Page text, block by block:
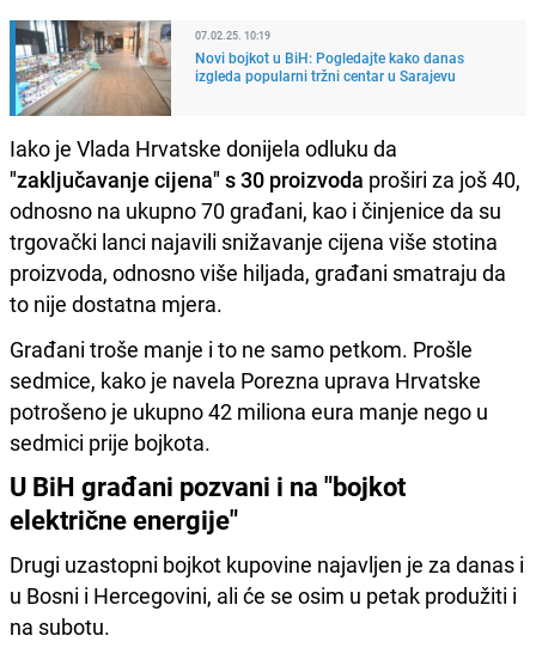
07.02.25. 10:19
Novi bojkot u BiH: Pogledajte kako danas
izgleda popularni tržni centar u Sarajevu
Iako je Vlada Hrvatske donijela odluku da
"zaključavanje cijena" s 30 proizvoda proširi za još 40,
odnosno na ukupno 70 građani, kao i činjenice da su
trgovački lanci najavili snižavanje cijena više stotina
proizvoda, odnosno više hiljada, građani smatraju da
to nije dostatna mjera.
Građani troše manje i to ne samo petkom. Prošle
sedmice, kako je navela Porezna uprava Hrvatske
potrošeno je ukupno 42 miliona eura manje nego u
sedmici prije bojkota.
U BiH građani pozvani i na "bojkot
električne energije"
Drugi uzastopni bojkot kupovine najavljen je za danas i
u Bosni i Hercegovini, ali će se osim u petak produžiti i
na subotu.